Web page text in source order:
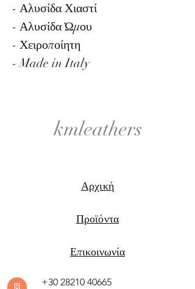
- Αλυσίδα Χιαστί
- Αλυσίδα Ώμου
- Χειροποίητη
- Made in Italy
kmleathers
Αρχική
Προϊόντα
Επικοινωνία
+30 28210 40665